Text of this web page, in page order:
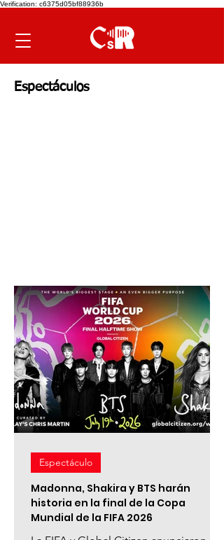
Verification: c6375d05bf88936b
Espectáculos
Madonna, Shakira y BTS harán
historia en la final de la Copa
Mundial de la FIFA 2026
Espectáculo